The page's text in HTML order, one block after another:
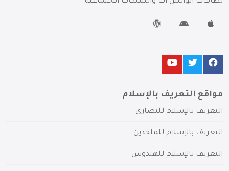
مواقع التعريف بالإسلام
التعريف بالإسلام للنصارى
التعريف بالإسلام للملحدين
التعريف بالإسلام للهندوس